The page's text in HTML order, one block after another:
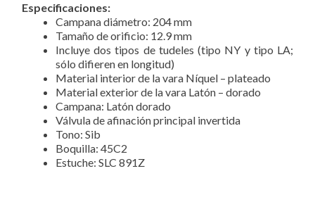
Especificaciones:
Campana diámetro: 204 mm
Tamaño de orificio: 12.9 mm
Incluye dos tipos de tudeles (tipo NY y tipo LA;
sólo difieren en longitud)
Material interior de la vara Níquel – plateado
Material exterior de la vara Latón – dorado
Campana: Latón dorado
Válvula de afinación principal invertida
Tono: Sib
Boquilla: 45C2
Estuche: SLC 891Z